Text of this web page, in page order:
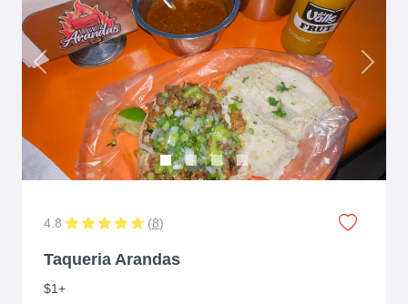
Previous Next
4.8 (8)
Taqueria Arandas
$1+